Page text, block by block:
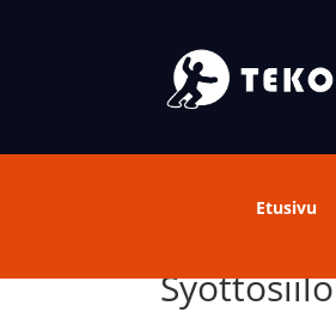
Etusivu
Syöttösiilo